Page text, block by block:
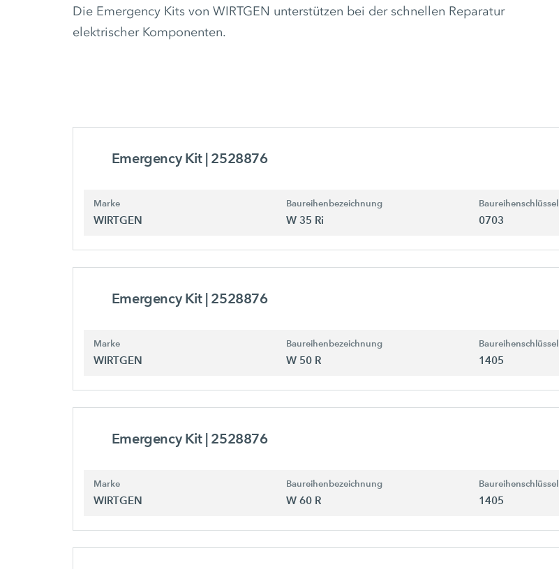
Die Emergency Kits von WIRTGEN unterstützen bei der schnellen Reparatur
elektrischer Komponenten.
Emergency Kit | 2528876
Marke
WIRTGEN
Baureihenbezeichnung
W 35 Ri
Baureihenschlüssel
0703
Emergency Kit | 2528876
Marke
WIRTGEN
Baureihenbezeichnung
W 50 R
Baureihenschlüssel
1405
Emergency Kit | 2528876
Marke
WIRTGEN
Baureihenbezeichnung
W 60 R
Baureihenschlüssel
1405